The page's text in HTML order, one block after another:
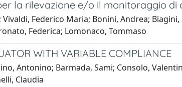
la rilevazione e/o il monitoraggio di
Vivaldi, Federico Maria; Bonini, Andrea;
Federica; Lomonaco, Tommaso
WITH VARIABLE COMPLIANCE
Antonino; Barmada, Sami; Consolo,
Claudia